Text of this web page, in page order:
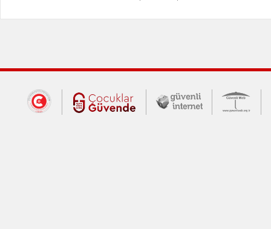
Dış Bağlantılar
Cumhurbaşkanlığı İletişim Merkezi
Çocuklar Güvende (yeni
Güvenli